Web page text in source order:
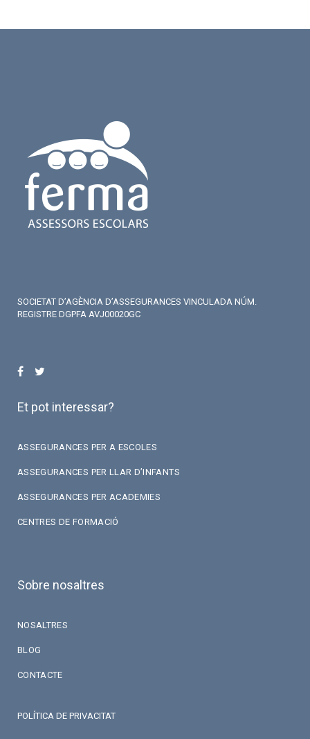
SOCIETAT D’AGÈNCIA D’ASSEGURANCES VINCULADA NÚM.
REGISTRE DGPFA AVJ00020GC
Et pot interessar?
ASSEGURANCES PER A ESCOLES
ASSEGURANCES PER LLAR D’INFANTS
ASSEGURANCES PER ACADEMIES
CENTRES DE FORMACIÓ
Sobre nosaltres
NOSALTRES
BLOG
CONTACTE
POLÍTICA DE PRIVACITAT